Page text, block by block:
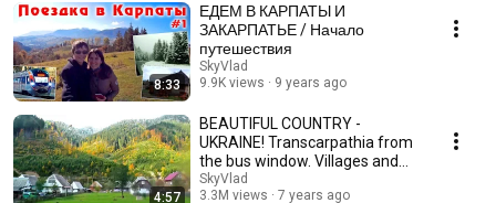
8:33
ЕДЕМ В КАРПАТЫ И
ЗАКАРПАТЬЕ / Начало
путешествия
SkyVlad
9.9K views
9 years ago
4:57
BEAUTIFUL COUNTRY -
UKRAINE! Transcarpathia from
the bus window. Villages and
mountains, beauty!
SkyVlad
3.3M views
7 years ago